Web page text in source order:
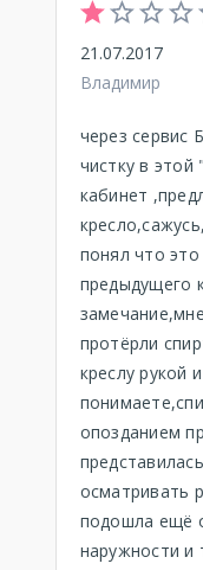
21.07.2017
Владимир
через сервис
чистку в
кабинет
понял что
предыдущего
протёрли
креслу рукой
опозданием
осматривать
подошла ещё
наружности и